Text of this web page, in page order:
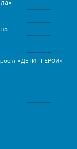
«ДЕТИ - ГЕРОИ»